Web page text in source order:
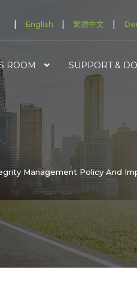
| English | 繁體中文 |
ROOM SUPPORT &
Management Policy And